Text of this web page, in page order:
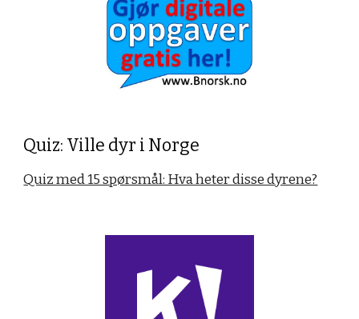
Quiz: Ville dyr i Norge
Quiz med 15 spørsmål: Hva heter disse dyrene?